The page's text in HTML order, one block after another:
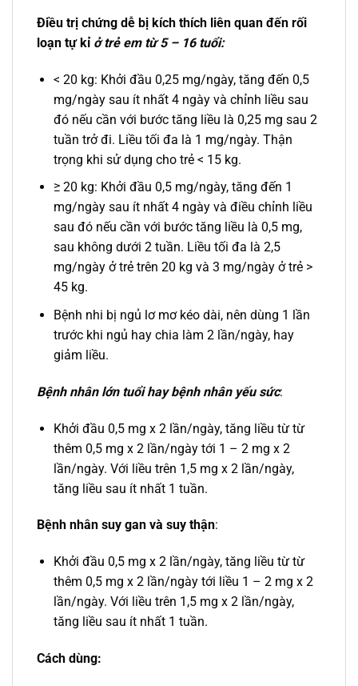
Điều trị chứng dễ bị kích thích liên quan đến rối
loạn tự kỉ ở trẻ em từ 5 – 16 tuổi:
< 20 kg: Khởi đầu 0,25 mg/ngày, tăng đến 0,5
mg/ngày sau ít nhất 4 ngày và chỉnh liều sau
đó nếu cần với bước tăng liều là 0,25 mg sau 2
tuần trở đi. Liều tối đa là 1 mg/ngày. Thận
trọng khi sử dụng cho trẻ < 15 kg.
≥ 20 kg: Khởi đầu 0,5 mg/ngày, tăng đến 1
mg/ngày sau ít nhất 4 ngày và điều chỉnh liều
sau đó nếu cần với bước tăng liều là 0,5 mg,
sau không dưới 2 tuần. Liều tối đa là 2,5
mg/ngày ở trẻ trên 20 kg và 3 mg/ngày ở trẻ >
45 kg.
Bệnh nhi bị ngủ lơ mơ kéo dài, nên dùng 1 lần
trước khi ngủ hay chia làm 2 lần/ngày, hay
giảm liều.
Bệnh nhân lớn tuổi hay bệnh nhân yếu sức:
Khởi đầu 0,5 mg x 2 lần/ngày, tăng liều từ từ
thêm 0,5 mg x 2 lần/ngày tới 1 – 2 mg x 2
lần/ngày. Với liều trên 1,5 mg x 2 lần/ngày,
tăng liều sau ít nhất 1 tuần.
Bệnh nhân suy gan và suy thận:
Khởi đầu 0,5 mg x 2 lần/ngày, tăng liều từ từ
thêm 0,5 mg x 2 lần/ngày tới liều 1 – 2 mg x 2
lần/ngày. Với liều trên 1,5 mg x 2 lần/ngày,
tăng liều sau ít nhất 1 tuần.
Cách dùng: